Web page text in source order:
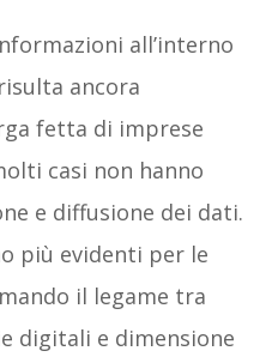
all’interno
ancora
fetta di imprese
casi non hanno
e diffusione dei dati.
più evidenti per le
il legame tra
digitali e dimensione